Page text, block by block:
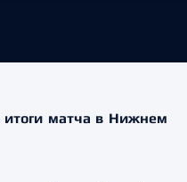
матча в Нижнем